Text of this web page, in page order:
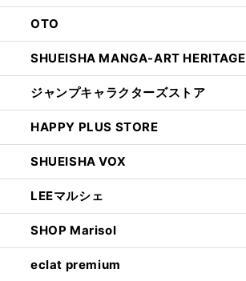
OTO
SHUEISHA MANGA-ART HERITAGE
ジャンプキャラクターズストア
HAPPY PLUS STORE
SHUEISHA VOX
LEEマルシェ
SHOP Marisol
eclat premium